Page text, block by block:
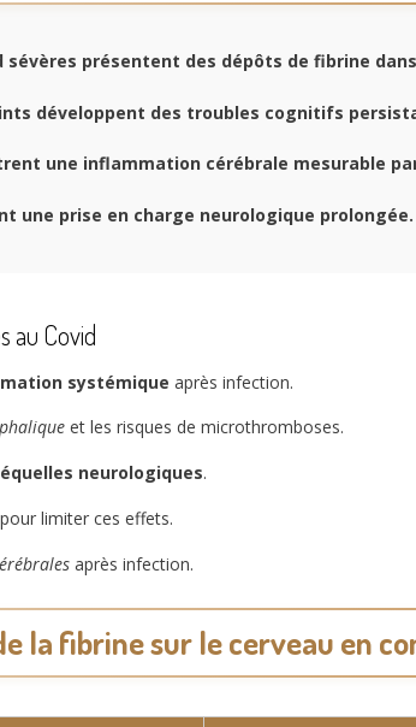
sévères présentent des dépôts de fibrine
développent des troubles cognitifs
une inflammation cérébrale mesurable
une prise en charge neurologique prolongée.
au Covid
systémique après infection.
et les risques de microthromboses.
neurologiques.
limiter ces effets.
après infection.
la fibrine sur le cerveau en